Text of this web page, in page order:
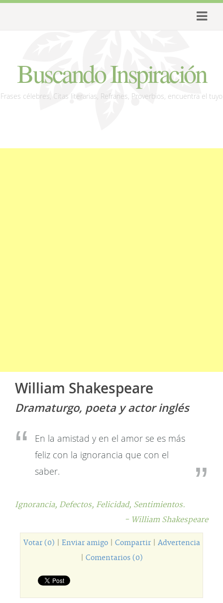
Buscando Inspiración
Frases célebres, Citas literarias, Refranes, Proverbios, encuentra el tuyo
William Shakespeare
Dramaturgo, poeta y actor inglés
En la amistad y en el amor se es más
feliz con la ignorancia que con el
saber.
Ignorancia, Defectos, Felicidad, Sentimientos.
- William Shakespeare
Votar (0) Enviar amigo| Compartir| Advertencia
Comentarios (0)